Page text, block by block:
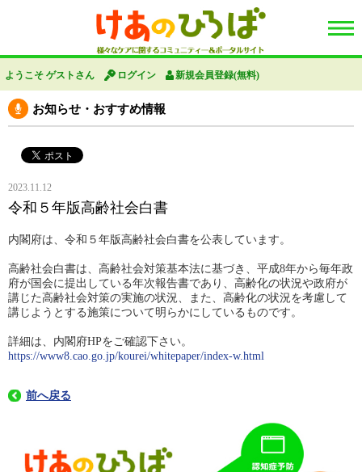
ようこそ ゲストさん ログイン 新規会員登録(無料)
お知らせ・おすすめ情報
2023.11.12
令和５年版高齢社会白書
内閣府は、令和５年版高齢社会白書を公表しています。
高齢社会白書は、高齢社会対策基本法に基づき、平成8年から毎年政
府が国会に提出している年次報告書であり、高齢化の状況や政府が
講じた高齢社会対策の実施の状況、また、高齢化の状況を考慮して
講じようとする施策について明らかにしているものです。
詳細は、内閣府HPをご確認下さい。
https://www8.cao.go.jp/kourei/whitepaper/index-w.html
前へ戻る